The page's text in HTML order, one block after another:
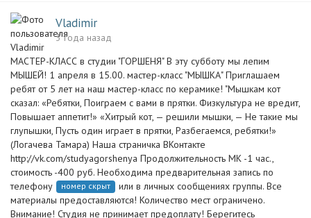
Vladimir
3 года назад
МАСТЕР-КЛАСС в студии "ГОРШЕНЯ" В эту субботу мы лепим
МЫШЕЙ! 1 апреля в 15.00. мастер-класс "МЫШКА" Приглашаем
ребят от 5 лет на наш мастер-класс по керамике! "Мышкам кот
сказал: «Ребятки, Поиграем с вами в прятки. Физкультура не вредит,
Повышает аппетит!» «Хитрый кот, — решили мышки, — Не такие мы
глупышки, Пусть один играет в прятки, Разбегаемся, ребятки!»
(Логачева Тамара) Наша страничка ВКонтакте
http://vk.com/studyagorshenya Продолжительность МК -1 час.,
стоимость -400 руб. Необходима предварительная запись по
телефону
номер скрыт
или в личных сообщениях группы. Все
материалы предоставляются! Количество мест ограничено.
Внимание! Студия не принимает предоплату! Берегитесь